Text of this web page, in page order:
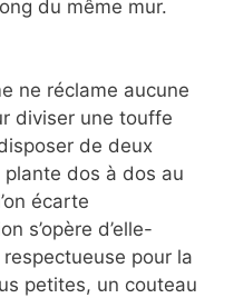
du même mur.
ne réclame aucune
diviser une touffe
de deux
plante dos à dos au
écarte
s’opère d’elle-
pour la
petites, un couteau